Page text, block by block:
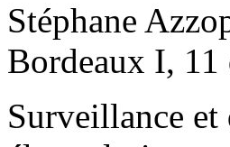
Stéphane
Bordeaux I, 11
Surveillance et